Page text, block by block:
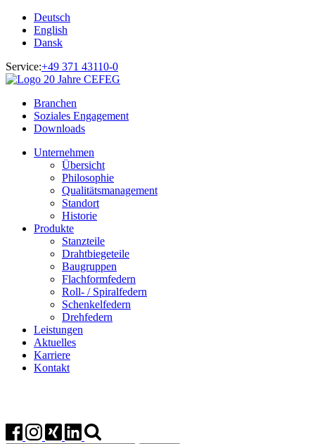
Deutsch
English
Dansk
Service:+49 371 43110-0
Branchen
Soziales Engagement
Downloads
Unternehmen
Übersicht
Philosophie
Qualitätsmanagement
Standort
Historie
Produkte
Stanzteile
Drahtbiegeteile
Baugruppen
Flachformfedern
Roll- / Spiralfedern
Schenkelfedern
Drehfedern
Leistungen
Aktuelles
Karriere
Kontakt